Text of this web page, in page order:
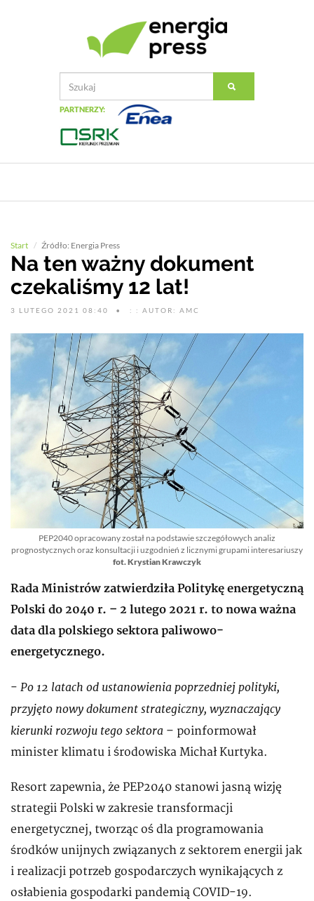
PARTNERZY:
Start Źródło: Energia Press
Na ten ważny dokument
czekaliśmy 12 lat!
3 LUTEGO 2021 08:40 : : AUTOR: AMC
PEP2040 opracowany został na podstawie szczegółowych analiz
prognostycznych oraz konsultacji i uzgodnień z licznymi grupami interesariuszy
fot. Krystian Krawczyk
Rada Ministrów zatwierdziła Politykę energetyczną
Polski do 2040 r. – 2 lutego 2021 r. to nowa ważna
data dla polskiego sektora paliwowo-
energetycznego.
- Po 12 latach od ustanowienia poprzedniej polityki,
przyjęto nowy dokument strategiczny, wyznaczający
kierunki rozwoju tego sektora – poinformował
minister klimatu i środowiska Michał Kurtyka.
Resort zapewnia, że PEP2040 stanowi jasną wizję
strategii Polski w zakresie transformacji
energetycznej, tworząc oś dla programowania
środków unijnych związanych z sektorem energii jak
i realizacji potrzeb gospodarczych wynikających z
osłabienia gospodarki pandemią COVID-19.